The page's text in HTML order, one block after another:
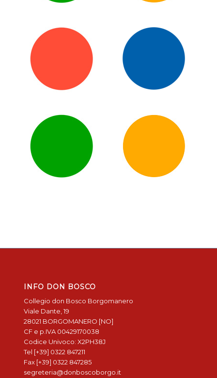
INFO DON BOSCO
Collegio don Bosco Borgomanero
Viale Dante, 19
28021 BORGOMANERO [NO]
CF e p.IVA 00429170038
Codice Univoco: X2PH38J
Tel [+39] 0322 847211
Fax [+39] 0322 847285
segreteria@donboscoborgo.it